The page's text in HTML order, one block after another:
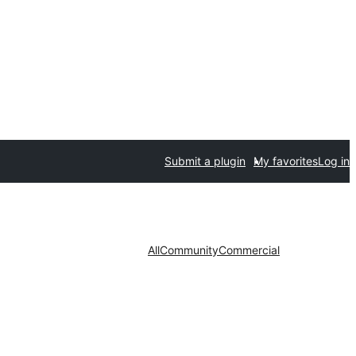
Submit a plugin My favoritesLog in
AllCommunityCommercial